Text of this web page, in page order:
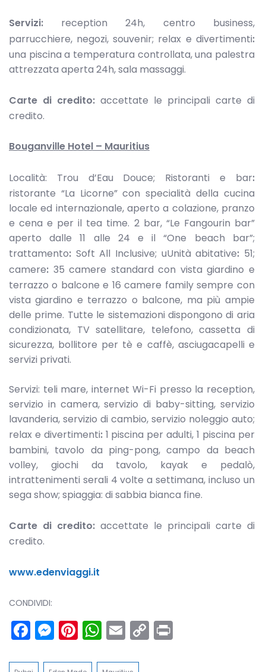
Servizi: reception 24h, centro business,
parrucchiere, negozi, souvenir; relax e divertimenti:
una piscina a temperatura controllata, una palestra
attrezzata aperta 24h, sala massaggi.
Carte di credito: accettate le principali carte di
credito.
Bouganville Hotel – Mauritius
Località: Trou d’Eau Douce; Ristoranti e bar:
ristorante “La Licorne” con specialità della cucina
locale ed internazionale, aperto a colazione, pranzo
e cena e per il tea time. 2 bar, “Le Fangourin bar”
aperto dalle 11 alle 24 e il “One beach bar”;
trattamento: Soft All Inclusive; uUnità abitative: 51;
camere: 35 camere standard con vista giardino e
terrazzo o balcone e 16 camere family sempre con
vista giardino e terrazzo o balcone, ma più ampie
delle prime. Tutte le sistemazioni dispongono di aria
condizionata, TV satellitare, telefono, cassetta di
sicurezza, bollitore per tè e caffè, asciugacapelli e
servizi privati.
Servizi: teli mare, internet Wi-Fi presso la reception,
servizio in camera, servizio di baby-sitting, servizio
lavanderia, servizio di cambio, servizio noleggio auto;
relax e divertimenti: 1 piscina per adulti, 1 piscina per
bambini, tavolo da ping-pong, campo da beach
volley, giochi da tavolo, kayak e pedalò,
intrattenimenti serali 4 volte a settimana, incluso un
sega show; spiaggia: di sabbia bianca fine.
Carte di credito:accettate le principali carte di
credito.
www.edenviaggi.it
CONDIVIDI:
Facebook
Messenger
Pinterest
WhatsApp
Email
Copy